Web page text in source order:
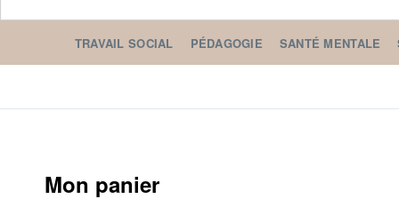
TRAVAIL SOCIAL PÉDAGOGIE SANTÉ MENTALE
Mon panier